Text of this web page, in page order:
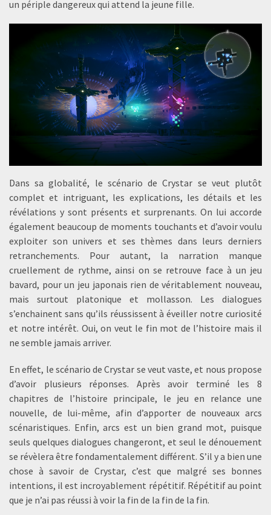
un périple dangereux qui attend la jeune fille.
Dans sa globalité, le scénario de Crystar se veut plutôt
complet et intriguant, les explications, les détails et les
révélations y sont présents et surprenants. On lui accorde
également beaucoup de moments touchants et d’avoir voulu
exploiter son univers et ses thèmes dans leurs derniers
retranchements. Pour autant, la narration manque
cruellement de rythme, ainsi on se retrouve face à un jeu
bavard, pour un jeu japonais rien de véritablement nouveau,
mais surtout platonique et mollasson. Les dialogues
s’enchainent sans qu’ils réussissent à éveiller notre curiosité
et notre intérêt. Oui, on veut le fin mot de l’histoire mais il
ne semble jamais arriver.
En effet, le scénario de Crystar se veut vaste, et nous propose
d’avoir plusieurs réponses. Après avoir terminé les 8
chapitres de l’histoire principale, le jeu en relance une
nouvelle, de lui-même, afin d’apporter de nouveaux arcs
scénaristiques. Enfin, arcs est un bien grand mot, puisque
seuls quelques dialogues changeront, et seul le dénouement
se révèlera être fondamentalement différent. S’il y a bien une
chose à savoir de Crystar, c’est que malgré ses bonnes
intentions, il est incroyablement répétitif. Répétitif au point
que je n’ai pas réussi à voir la fin de la fin de la fin.